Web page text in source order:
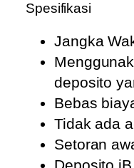
Spesifikasi
Jangka
deposito
Bebas
Tidak ada
Setoran